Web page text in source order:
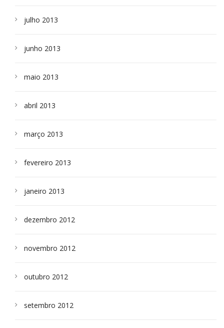
julho 2013
junho 2013
maio 2013
abril 2013
março 2013
fevereiro 2013
janeiro 2013
dezembro 2012
novembro 2012
outubro 2012
setembro 2012